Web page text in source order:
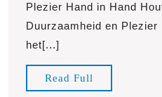
Plezier Hand in Hand
Duurzaamheid en Plezier
het[...]
Read Full
Full